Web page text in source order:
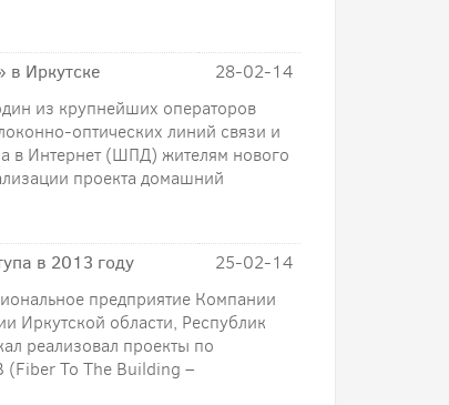
в Иркутске
28-02-14
из крупнейших операторов
оптических линий связи и
в Интернет (ШПД) жителям нового
проекта домашний
в 2013 году
25-02-14
предприятие Компании
Иркутской области, Республик
реализовал проекты по
(Fiber To The Building –